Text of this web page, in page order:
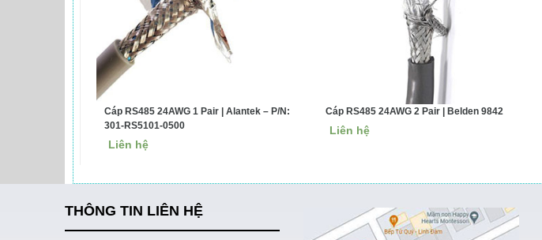
Cáp RS485 24AWG 1 Pair | Alantek – P/N:
301-RS5101-0500
Liên hệ
Cáp RS485 24AWG 2 Pair | Belden 9842
Liên hệ
THÔNG TIN LIÊN HỆ